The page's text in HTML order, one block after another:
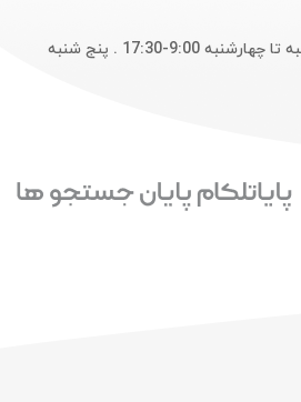
پاسخگوی شما هستیم : شنبه تا چهارشنبه 9:00-17:30 . پنج شنبه